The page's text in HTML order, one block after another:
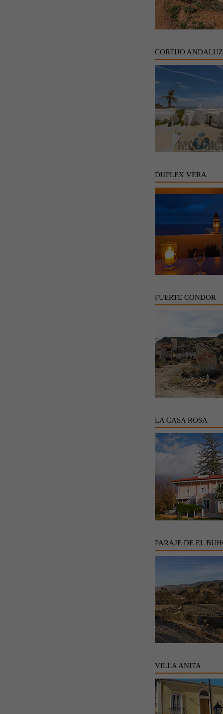
CORTIJO
DUPLEX VERA
FUERTE CONDOR
LA CASA ROSA
PARAJE DE EL
VILLA ANITA